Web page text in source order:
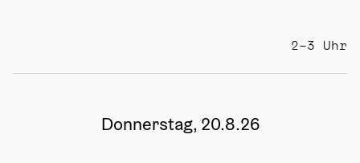
2–3 Uhr
Donnerstag, 20.8.26